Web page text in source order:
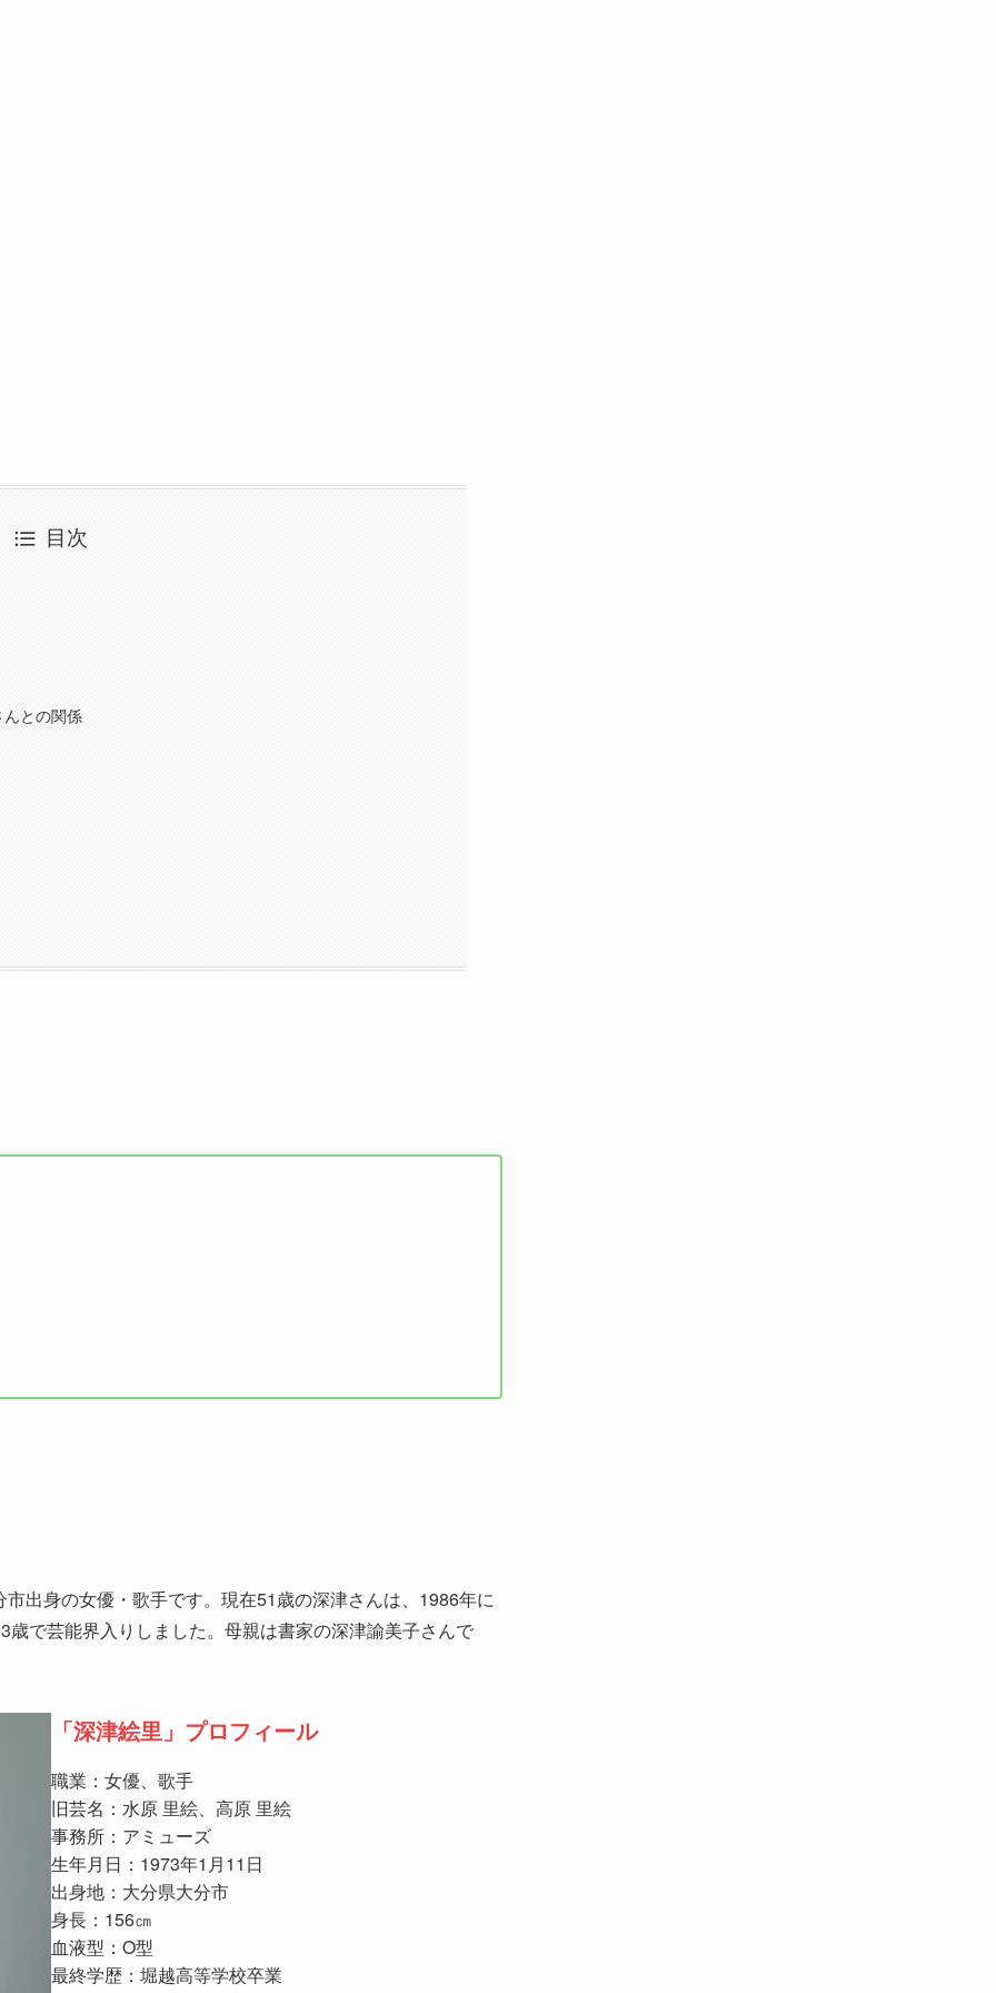
目次
との関係
出身の女優・歌手です。現在51歳の深津さんは、1986年に
で芸能界入りしました。母親は書家の深津諭美子さんで
「深津絵里 」プロフィール
職業：女優、歌手
旧芸名：水原 里絵、高原 里絵
事務所：アミューズ
生年月日：1973年1月11日
出身地：大分県大分市
身長：156㎝
血液型：O型
最終学歴：堀越高等学校卒業